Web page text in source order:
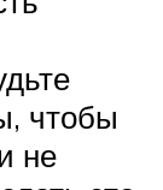
чтобы
не